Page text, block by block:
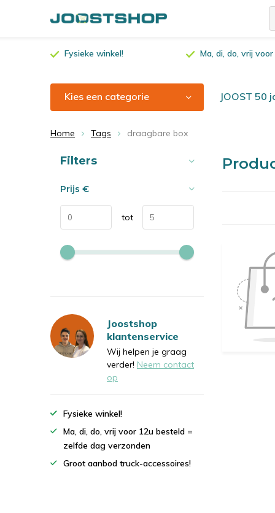
Fysieke winkel! Ma, di, do, vrij
Kies een categorie JOOST 50
Home Tags draagbare box
Sorteren op:
Filters
Prijs €
tot
Joostshop
klantenservice
Wij helpen je graag
verder! Neem contact
op
Fysieke winkel!
Ma, di, do, vrij voor 12u besteld =
zelfde dag verzonden
Groot aanbod truck-accessoires!